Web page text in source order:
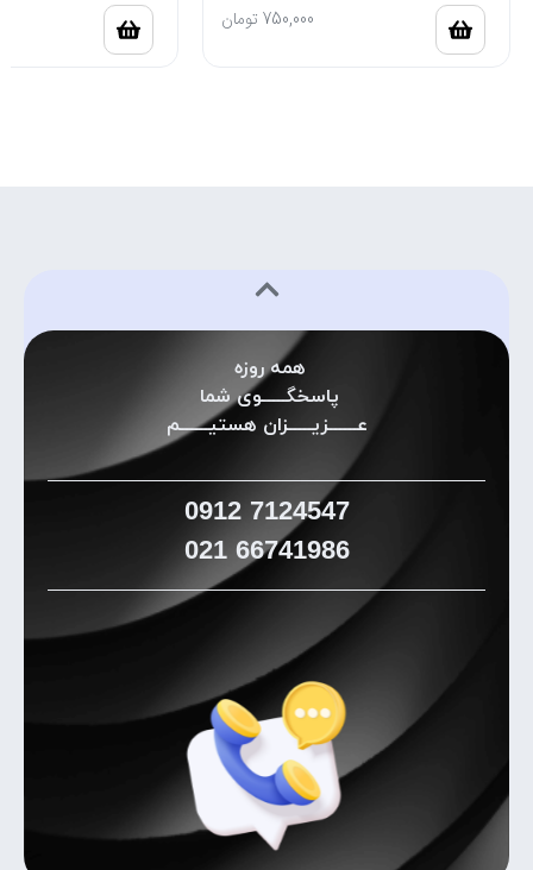
750,000 تومان
همه روزه
پاسخگـــــوی شما
عــــــزیـــــزان هستیــــــم
7124547
0912
66741986
021